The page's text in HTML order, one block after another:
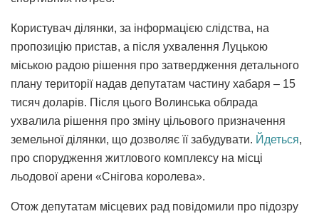
Користувач ділянки, за інформацією слідства, на
пропозицію пристав, а після ухвалення Луцькою
міською радою рішення про затвердження детального
плану території надав депутатам частину хабаря – 15
тисяч доларів. Після цього Волинська облрада
ухвалила рішення про зміну цільового призначення
земельної ділянки, що дозволяє її забудувати. Йдеться,
про спорудження житлового комплексу на місці
льодової арени «Снігова королева».
Отож депутатам місцевих рад повідомили про підозру